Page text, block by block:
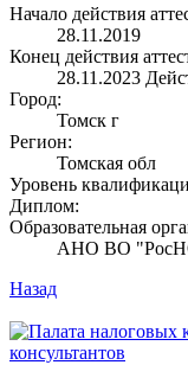
Начало действия
28.11.2019
Конец действия
28.11.2023
Город:
Томск г
Регион:
Томская обл
Уровень
Диплом:
Образовательная
АНО ВО
Назад
консультантов